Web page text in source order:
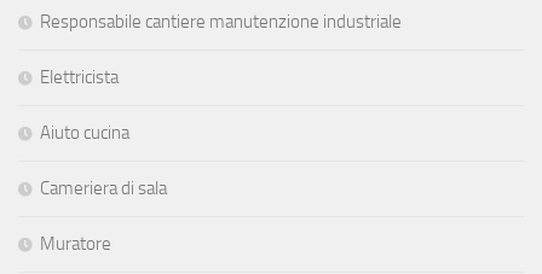
Responsabile cantiere manutenzione industriale
Elettricista
Aiuto cucina
Cameriera di sala
Muratore